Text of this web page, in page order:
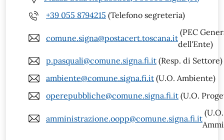
+39 055 8794215 (Telefono segreteria)
comune.signa@postacert.toscana.it
(PEC
dell'Ente)
p.pasquali@comune.signa.fi.it (Resp. di Settore)
ambiente@comune.signa.fi.it (U.O. Ambiente)
operepubbliche@comune.signa.fi.it (U.O.
amministrazione.oopp@comune.signa.fi.it
(U.O.